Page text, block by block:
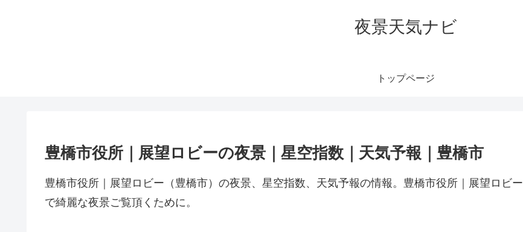
夜景天気ナビ
トップページ
豊橋市役所｜展望ロビーの夜景｜星空指数｜天気予報｜豊橋市
豊橋市役所｜展望ロビー（豊橋市）の夜景、星空指数、天気予報の情報。豊橋市役所｜展望ロビー
で綺麗な夜景ご覧頂くために。